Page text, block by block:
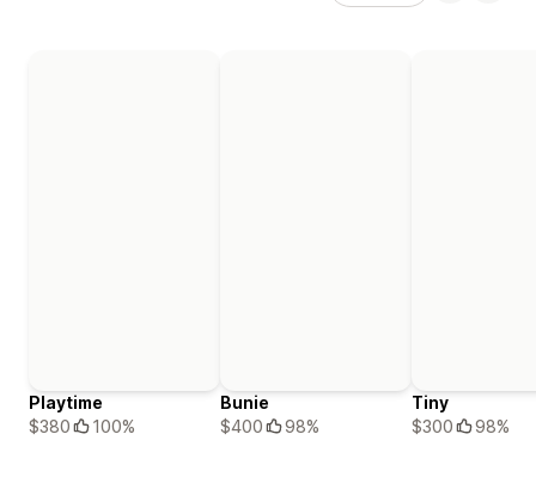
Playtime
$380
100%
Bunie
$400
98%
Tiny
$300
98%